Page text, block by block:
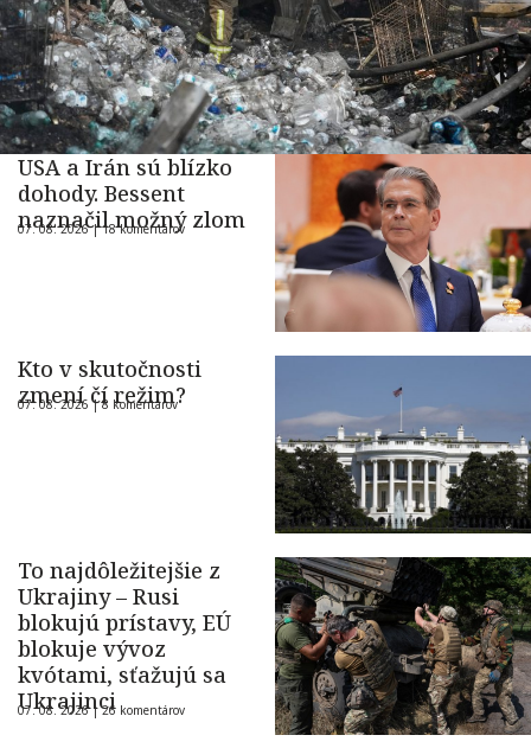
USA a Irán sú blízko
dohody. Bessent
naznačil možný zlom
07. 08. 2026 |18 komentárov
Kto v skutočnosti
zmení čí režim?
07. 08. 2026 |8 komentárov
To najdôležitejšie z
Ukrajiny – Rusi
blokujú prístavy, EÚ
blokuje vývoz
kvótami, sťažujú sa
Ukrajinci
07. 08. 2026 |26 komentárov